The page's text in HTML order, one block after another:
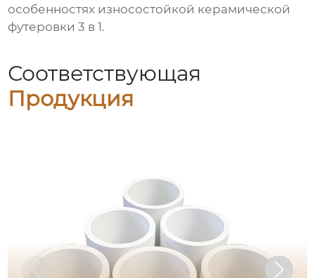
особенностях износостойкой керамической
футеровки 3 в 1.
Соответствующая
Продукция